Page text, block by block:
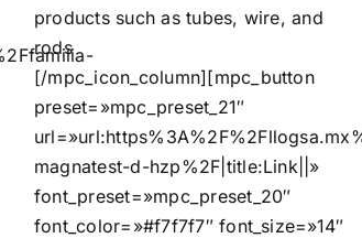
products such as tubes, wire, and
rods
[/mpc_icon_column][mpc_button
preset=»mpc_preset_21″
magnatest-d-hzp%2F|title:Link||»
font_preset=»mpc_preset_20″
font_color=»#f7f7f7″ font_size=»14″